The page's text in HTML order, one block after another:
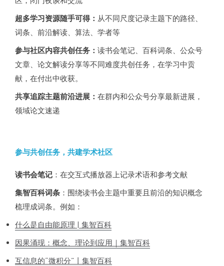
超多学习资源随手可得： 从不同尺度记录主题下的路径、
词条、前沿解读、算法、学者等
参与社区内容共创任务： 读书会笔记、百科词条、公众号
文章、论文解读分享等不同难度共创任务，在学习中贡
献，在付出中收获。
共享追踪主题前沿进展： 在群内和公众号分享最新进展，
领域论文速递
参与共创任务，共建学术社区
读书会笔记 ：在交互式播放器上记录术语和参考文献
集智百科词条 ：围绕读书会主题中重要且前沿的知识概念
梳理成词条。例如：
什么是自由能原理 | 集智百科
因果涌现：概念、理论到应用｜集智百科
互信息的“微积分”丨集智百科